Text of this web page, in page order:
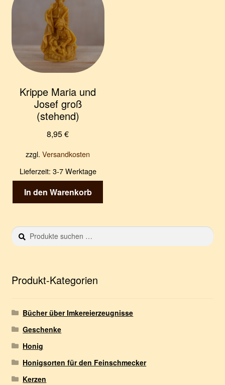
Krippe Maria und
Josef groß
(stehend)
8,95€
zzgl.Versandkosten
Lieferzeit: 3-7 Werktage
In den Warenkorb
Suchen
nach:
S
u
e
nProdukt-Kategorien
Bücher über Imkereierzeugnisse
Geschenke
Honig
Honigsorten für den Feinschmecker
Kerzen